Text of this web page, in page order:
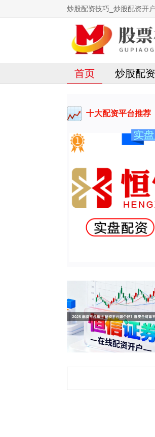
炒股配资技巧_炒股配资开
首页 炒股配
十大配资平台推荐